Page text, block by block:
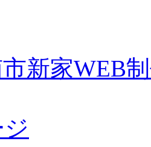
新家WEB